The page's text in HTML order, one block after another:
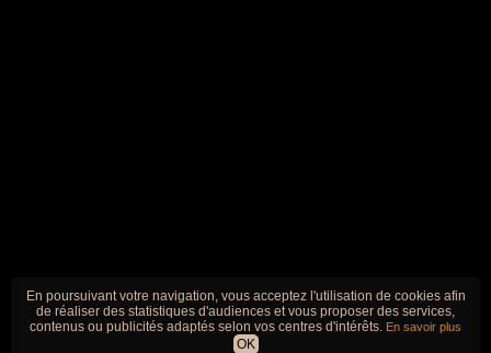
En poursuivant votre navigation, vous acceptez l'utilisation de cookies afin
de réaliser des statistiques d'audiences et vous proposer des services,
contenus ou publicités adaptés selon vos centres d'intérêts. En savoir plus
OK